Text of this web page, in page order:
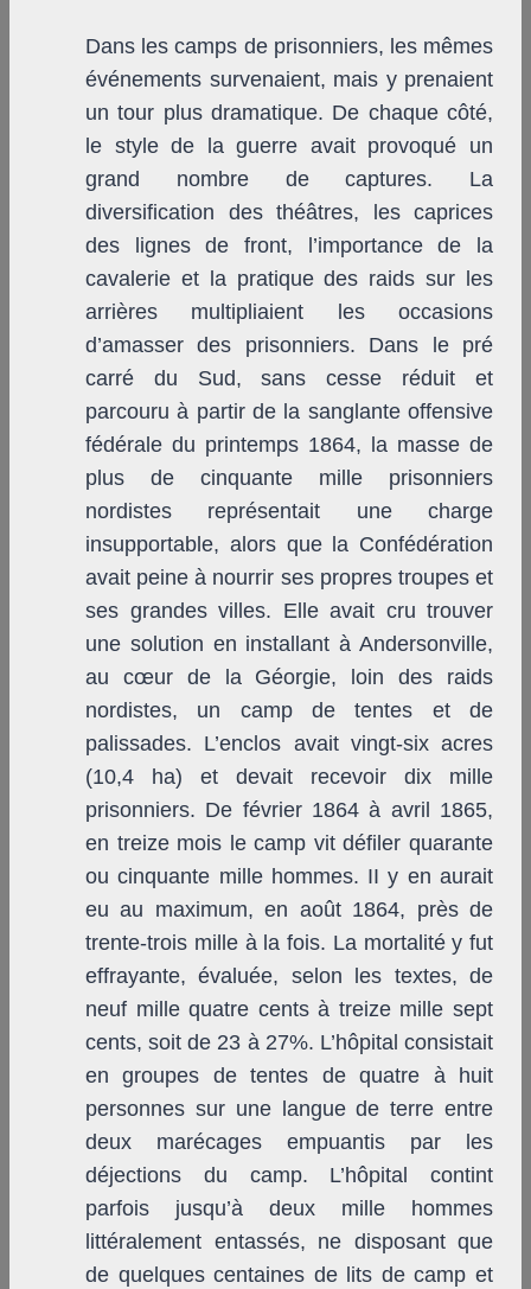
Dans les camps de prisonniers, les mêmes
événements survenaient, mais y prenaient
un tour plus dramatique. De chaque côté,
le style de la guerre avait provoqué un
grand nombre de captures. La
diversification des théâtres, les caprices
des lignes de front, l’importance de la
cavalerie et la pratique des raids sur les
arrières multipliaient les occasions
d’amasser des prisonniers. Dans le pré
carré du Sud, sans cesse réduit et
parcouru à partir de la sanglante offensive
fédérale du printemps 1864, la masse de
plus de cinquante mille prisonniers
nordistes représentait une charge
insupportable, alors que la Confédération
avait peine à nourrir ses propres troupes et
ses grandes villes. Elle avait cru trouver
une solution en installant à Andersonville,
au cœur de la Géorgie, loin des raids
nordistes, un camp de tentes et de
palissades. L’enclos avait vingt-six acres
(10,4 ha) et devait recevoir dix mille
prisonniers. De février 1864 à avril 1865,
en treize mois le camp vit défiler quarante
ou cinquante mille hommes. II y en aurait
eu au maximum, en août 1864, près de
trente-trois mille à la fois. La mortalité y fut
effrayante, évaluée, selon les textes, de
neuf mille quatre cents à treize mille sept
cents, soit de 23 à 27%. L’hôpital consistait
en groupes de tentes de quatre à huit
personnes sur une langue de terre entre
deux marécages empuantis par les
déjections du camp. L’hôpital contint
parfois jusqu’à deux mille hommes
littéralement entassés, ne disposant que
de quelques centaines de lits de camp et